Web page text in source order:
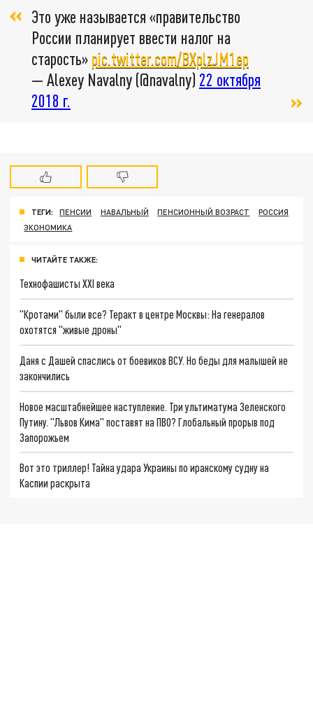
Это уже называется «правительство
России планирует ввести налог на
старость» pic.twitter.com/BXplzJM1ep
— Alexey Navalny (@navalny) 22 октября
2018 г.
ТЕГИ: ПЕНСИИ НАВАЛЬНЫЙ ПЕНСИОННЫЙ ВОЗРАСТ
РОССИЯ
ЭКОНОМИКА
ЧИТАЙТЕ ТАКЖЕ:
Технофашисты XXI века
"Кротами" были все? Теракт в центре Москвы: На генералов
охотятся "живые дроны"
Даня с Дашей спаслись от боевиков ВСУ. Но беды для малышей не
закончились
Новое масштабнейшее наступление. Три ультиматума Зеленского
Путину. "Львов Кима" поставят на ПВО? Глобальный прорыв под
Запорожьем
Вот это триллер! Тайна удара Украины по иранскому судну на
Каспии раскрыта